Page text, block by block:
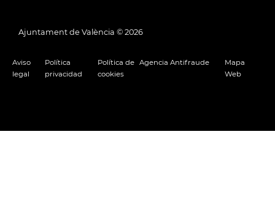
Ajuntament de València © 2026
Aviso
legal
Política
privacidad
Política de
cookies
Agencia Antifraude
Mapa
Web